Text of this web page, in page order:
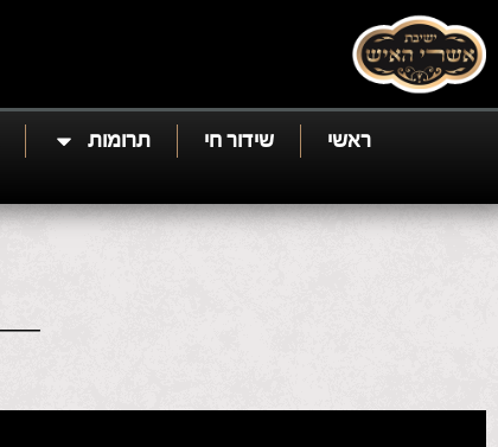
ראשי שידור חי תרומות